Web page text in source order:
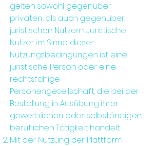
gelten sowohl gegenüber
privaten, als auch gegenüber
juristischen Nutzern. Juristische
Nutzer im Sinne dieser
Nutzungsbedingungen ist eine
juristische Person oder eine
rechtsfähige
Personengesellschaft, die bei der
Bestellung in Ausübung ihrer
gewerblichen oder selbständigen
beruflichen Tätigkeit handelt.
Mit der Nutzung der Plattform